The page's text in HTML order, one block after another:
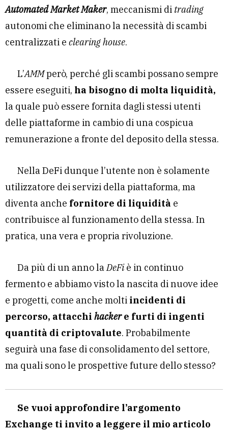
Automated Market Maker, meccanismi di trading
autonomi che eliminano la necessità di scambi
centralizzati e clearing house.
L’AMMperò, perché gli scambi possano sempre
essere eseguiti, ha bisogno di molta liquidità,
la quale può essere fornita dagli stessi utenti
delle piattaforme in cambio di una cospicua
remunerazione a fronte del deposito della stessa.
Nella DeFi dunque l’utente non è solamente
utilizzatore dei servizi della piattaforma, ma
diventa anche fornitore di liquidità e
contribuisce al funzionamento della stessa. In
pratica, una vera e propria rivoluzione.
Da più di un anno laDeFiè in continuo
fermento e abbiamo visto la nascita di nuove idee
e progetti, come anche molti incidenti di
percorso, attacchi hackere furti di ingenti
quantità di criptovalute. Probabilmente
seguirà una fase di consolidamento del settore,
ma quali sono le prospettive future dello stesso?
Se vuoi approfondire l’argomento
Exchange ti invito a leggere il mio articolo